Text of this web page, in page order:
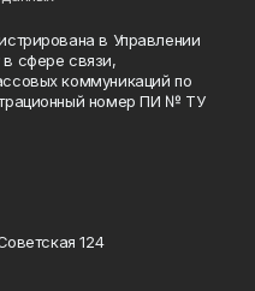
в Управлении
сфере связи,
коммуникаций по
номер ПИ № ТУ
124